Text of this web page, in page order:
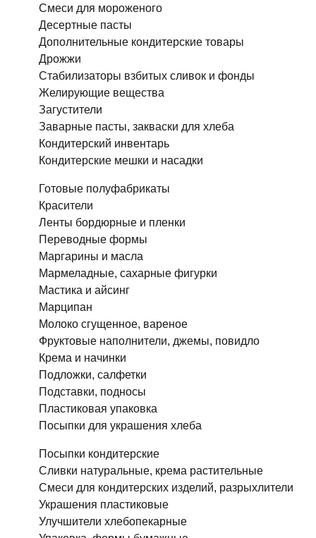
Смеси для мороженого
Десертные пасты
Дополнительные кондитерские товары
Дрожжи
Стабилизаторы взбитых сливок и фонды
Желирующие вещества
Загустители
Заварные пасты, закваски для хлеба
Кондитерский инвентарь
Кондитерские мешки и насадки
Готовые полуфабрикаты
Красители
Ленты бордюрные и пленки
Переводные формы
Маргарины и масла
Мармеладные, сахарные фигурки
Мастика и айсинг
Марципан
Молоко сгущенное, вареное
Фруктовые наполнители, джемы, повидло
Крема и начинки
Подложки, салфетки
Подставки, подносы
Пластиковая упаковка
Посыпки для украшения хлеба
Посыпки кондитерские
Сливки натуральные, крема растительные
Смеси для кондитерских изделий, разрыхлители
Украшения пластиковые
Улучшители хлебопекарные